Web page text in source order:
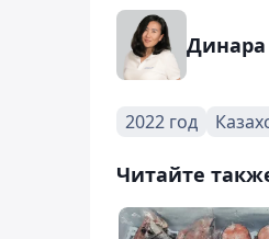
Динара
2022 год
Читайте